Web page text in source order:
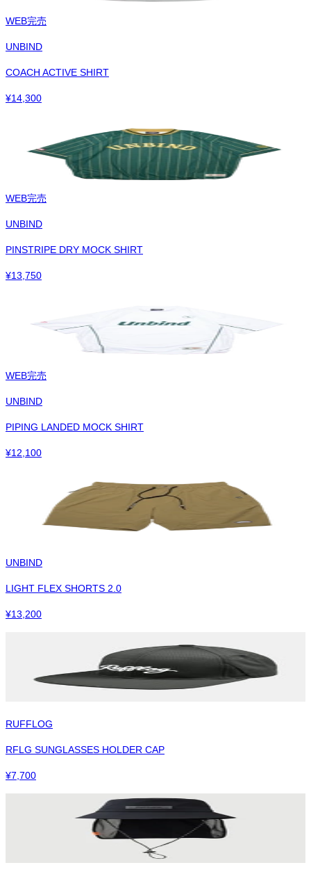
WEB完売
UNBIND
COACH ACTIVE SHIRT
¥14,300
WEB完売
UNBIND
PINSTRIPE DRY MOCK SHIRT
¥13,750
WEB完売
UNBIND
PIPING LANDED MOCK SHIRT
¥12,100
UNBIND
LIGHT FLEX SHORTS 2.0
¥13,200
RUFFLOG
RFLG SUNGLASSES HOLDER CAP
¥7,700